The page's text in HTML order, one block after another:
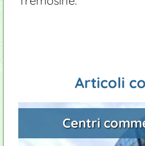
Campeggi
Impianti sport
Rimessaggio roulotte
Articoli
Centri